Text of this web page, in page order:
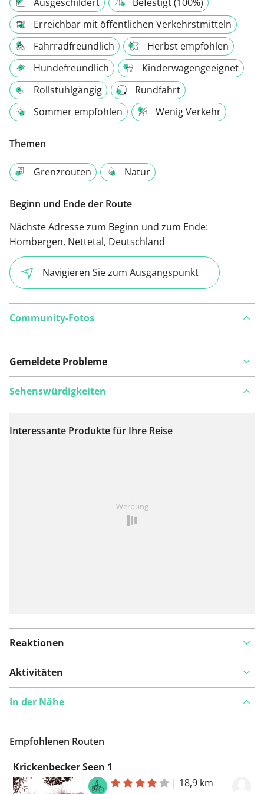
Erreichbar mit öffentlichen Verkehrstmitteln
Fahrradfreundlich
Herbst empfohlen
Hundefreundlich
Kinderwagengeeignet
Rollstuhlgängig
Rundfahrt
Sommer empfohlen
Wenig Verkehr
Themen
Grenzrouten Natur
Beginn und Ende der Route
Nächste Adresse zum Beginn und zum Ende:
Hombergen, Nettetal, Deutschland
Navigieren Sie zum Ausgangspunkt
Community-Fotos
Gemeldete Probleme
Auf Karte anzeigen
Sehenswürdigkeiten
Interessante Produkte für Ihre Reise
Werbung
Reaktionen
Aktivitäten
In der Nähe
Empfohlenen Routen
Krickenbecker Seen 1
| 18,9 km